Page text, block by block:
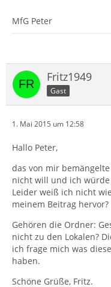
MfG Peter
Fritz1949
Gast
1. Mai 2015 um 12:58
Hallo Peter,
das von mir
nicht will und ich
Leider weiß ich nicht
meinem Beitrag hervor?
Gehören die Ordner:
nicht zu den Lokalen?
ich frage mich was
haben.
Schöne Grüße, Fritz.